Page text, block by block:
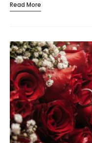
Read More